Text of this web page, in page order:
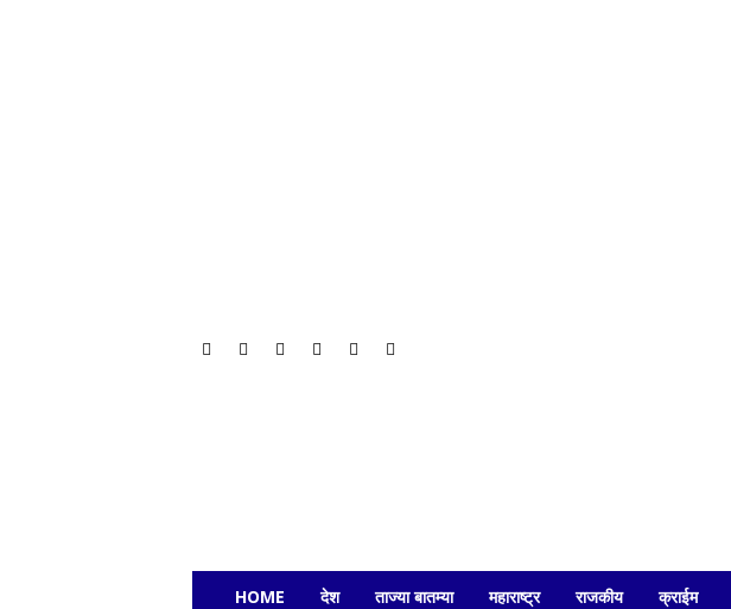
HOME देश ताज्या बातम्या महाराष्ट्र राजकीय क्राईम